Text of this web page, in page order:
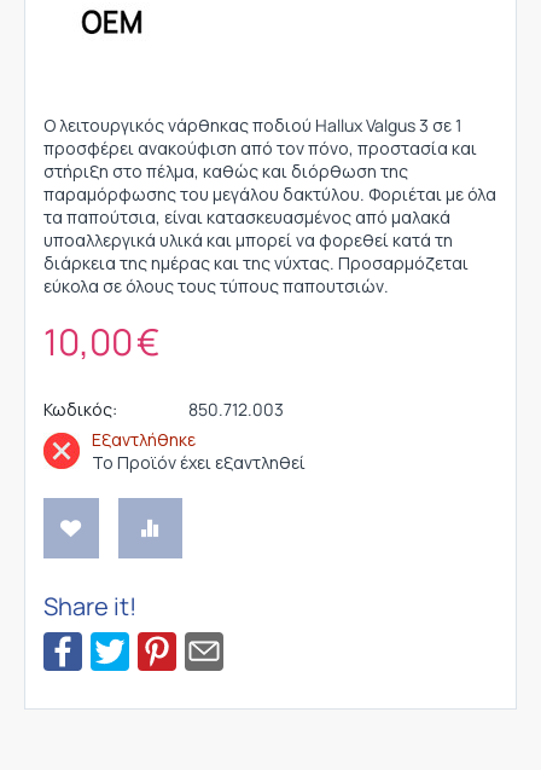
Ο λειτουργικός νάρθηκας ποδιού Hallux Valgus 3 σε 1
προσφέρει ανακούφιση από τον πόνο, προστασία και
στήριξη στο πέλμα, καθώς και διόρθωση της
παραμόρφωσης του μεγάλου δακτύλου. Φοριέται με όλα
τα παπούτσια, είναι κατασκευασμένος από μαλακά
υποαλλεργικά υλικά και μπορεί να φορεθεί κατά τη
διάρκεια της ημέρας και της νύχτας. Προσαρμόζεται
εύκολα σε όλους τους τύπους παπουτσιών.
10,00€
Κωδικός:
850.712.003
Εξαντλήθηκε
Το Προϊόν έχει εξαντληθεί
Share it!